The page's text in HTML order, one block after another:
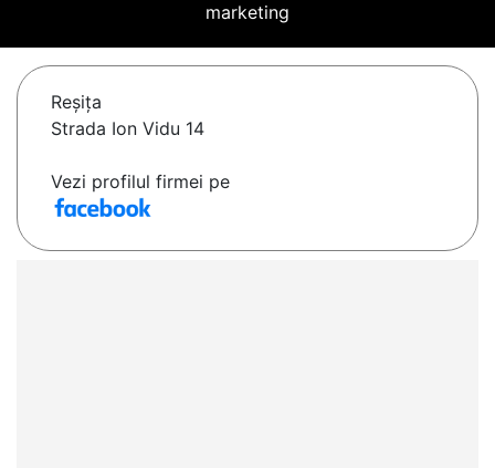
marketing
Reşiţa
Strada Ion Vidu 14
Vezi profilul firmei pe